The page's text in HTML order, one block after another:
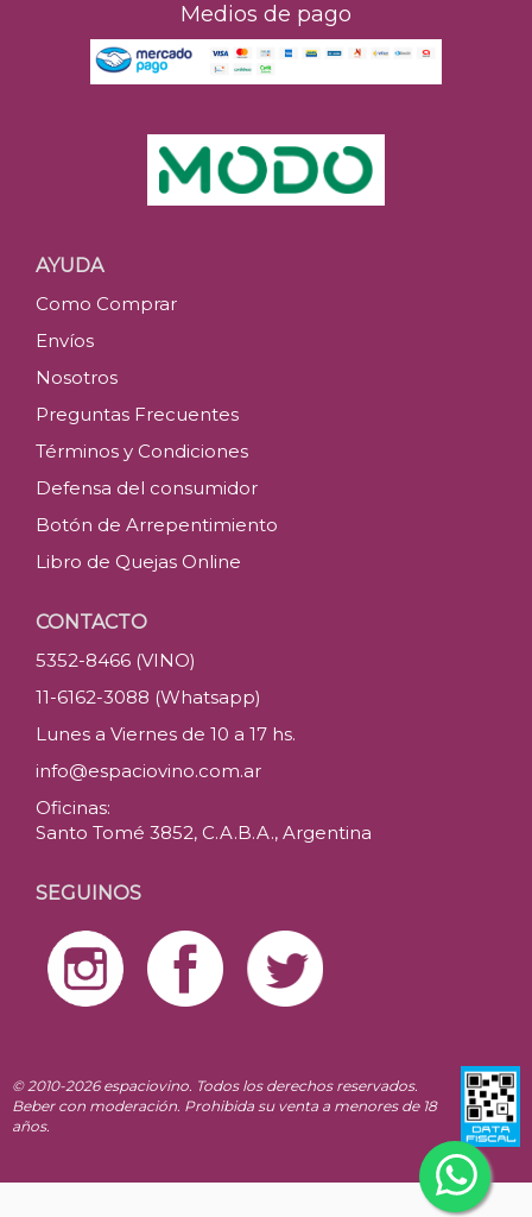
Medios de pago
AYUDA
Como Comprar
Envíos
Nosotros
Preguntas Frecuentes
Términos y Condiciones
Defensa del consumidor
Botón de Arrepentimiento
Libro de Quejas Online
CONTACTO
5352-8466 (VINO)
11-6162-3088 (Whatsapp)
Lunes a Viernes de 10 a 17 hs.
info@espaciovino.com.ar
Oficinas:
Santo Tomé 3852, C.A.B.A., Argentina
SEGUINOS
© 2010-2026 espaciovino. Todos los derechos reservados.
Beber con moderación. Prohibida su venta a menores de 18
años.